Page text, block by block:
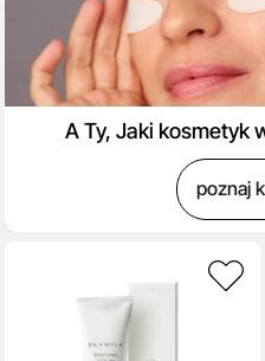
A Ty, Jaki kosmetyk
poznaj